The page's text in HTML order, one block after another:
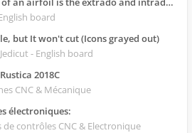
board
but It won't cut (Icons grayed out)
- English board
2018C
CNC & Mécanique
électroniques:
de contrôles CNC & Electronique